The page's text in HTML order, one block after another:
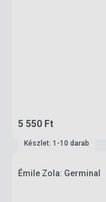
5 550 Ft
Készlet: 1-10 darab
Émile Zola: Germinal